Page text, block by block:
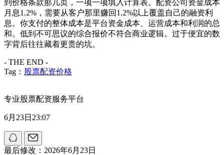
到价格条款那几页，一项一项填入计算表。配资公司资金成本
月息1.2%，需要从客户那里赚回1.2%以上覆盖自己的融资利
息。你支付的整体成本是平台资金成本、运营成本和利润的总
和。低到不可思议的综合报价不符合商业逻辑。过于便宜的数
字背后往往藏着更贵的坑。
- THE END -
Tag： 股票配资价格
专业股票配资服务平台
6月23日23:07
最后修改：2026年6月23日